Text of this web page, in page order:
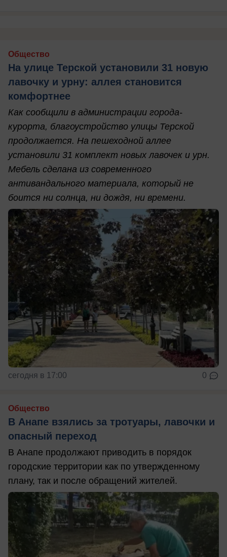
Общество
На улице Терской установили 31 новую
лавочку и урну: аллея становится
комфортнее
Как сообщили в администрации города-
курорта, благоустройство улицы Терской
продолжается. На пешеходной аллее
установили 31 комплект новых лавочек и урн.
Мебель сделана из современного
антивандального материала, который не
боится ни солнца, ни дождя, ни времени.
сегодня в 17:00 0
Общество
В Анапе взялись за тротуары, лавочки и
опасный переход
В Анапе продолжают приводить в порядок
городские территории как по утвержденному
плану, так и после обращений жителей.